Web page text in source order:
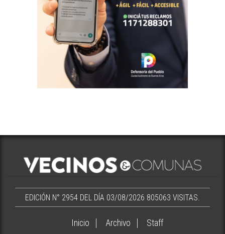
EDICIÓN N° 2954 DEL DÍA 03/08/2026 805063 VISITAS.
Inicio Archivo Staff